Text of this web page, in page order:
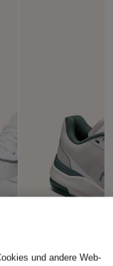
und andere Web-